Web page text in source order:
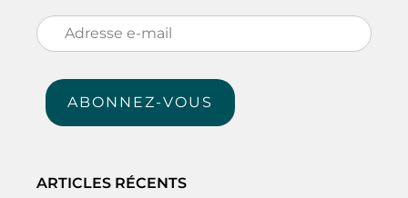
Adresse
e-
mail
ABONNEZ-VOUS
ARTICLES RÉCENTS